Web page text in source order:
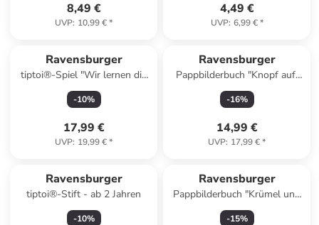
8,49 €
UVP: 10,99 €*
4,49 €
UVP: 6,99 €*
Ravensburger
tiptoi®-Spiel "Wir lernen die
Uhr" - ab 6 Jahren
-10%
17,99 €
UVP: 19,99 €*
Ravensburger
Pappbilderbuch "Knopf auf,
Knopf zu"
-16%
14,99 €
UVP: 17,99 €*
Ravensburger
tiptoi®-Stift - ab 2 Jahren
-10%
Ravensburger
Pappbilderbuch "Krümel und
das Töpfchen"
-15%